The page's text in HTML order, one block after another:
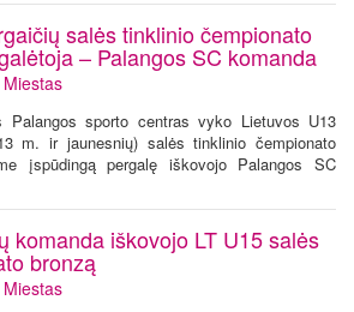
salės tinklinio čempionato
– Palangos SC komanda
Miestas
Palangos sporto centras vyko Lietuvos U13
m. ir jaunesnių) salės tinklinio čempionato
įspūdingą pergalę iškovojo Palangos SC
komanda iškovojo LT U15 salės
bronzą
Miestas